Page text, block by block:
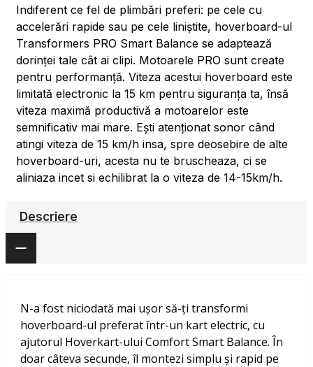
Indiferent ce fel de plimbări preferi: pe cele cu
accelerări rapide sau pe cele liniștite, hoverboard-ul
Transformers PRO Smart Balance se adaptează
dorinței tale cât ai clipi. Motoarele PRO sunt create
pentru performanță. Viteza acestui hoverboard este
limitată electronic la 15 km pentru siguranța ta, însă
viteza maximă productivă a motoarelor este
semnificativ mai mare. Ești atenționat sonor când
atingi viteza de 15 km/h insa, spre deosebire de alte
hoverboard-uri, acesta nu te bruscheaza, ci se
aliniaza incet si echilibrat la o viteza de 14-15km/h.
Descriere
N-a fost niciodată mai ușor să-ți transformi
hoverboard-ul preferat într-un kart electric, cu
ajutorul Hoverkart-ului Comfort Smart Balance. În
doar câteva secunde, îl montezi simplu și rapid pe